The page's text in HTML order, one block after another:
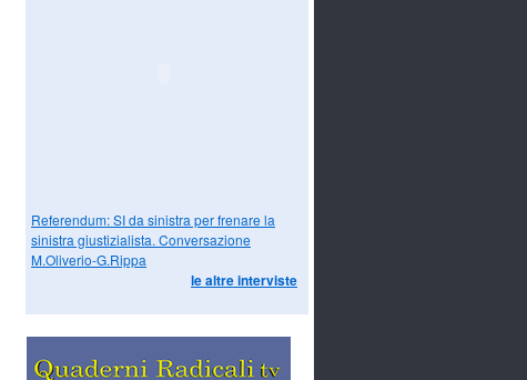
Referendum: SI da sinistra per frenare la
sinistra giustizialista. Conversazione
M.Oliverio-G.Rippa
le altre interviste